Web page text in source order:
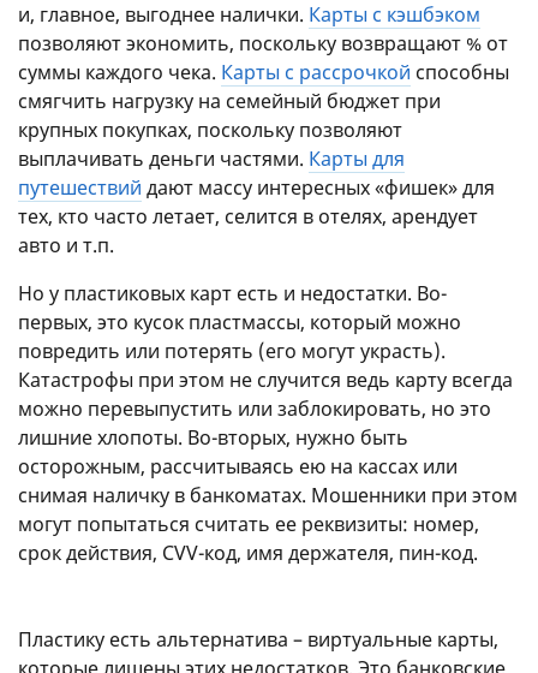
и, главное, выгоднее налички. Карты с кэшбэком
позволяют экономить, поскольку возвращают % от
суммы каждого чека. Карты с рассрочкой способны
смягчить нагрузку на семейный бюджет при
крупных покупках, поскольку позволяют
выплачивать деньги частями. Карты для
путешествий дают массу интересных «фишек» для
тех, кто часто летает, селится в отелях, арендует
авто и т.п.
Но у пластиковых карт есть и недостатки. Во-
первых, это кусок пластмассы, который можно
повредить или потерять (его могут украсть).
Катастрофы при этом не случится ведь карту всегда
можно перевыпустить или заблокировать, но это
лишние хлопоты. Во-вторых, нужно быть
осторожным, рассчитываясь ею на кассах или
снимая наличку в банкоматах. Мошенники при этом
могут попытаться считать ее реквизиты: номер,
срок действия, CVV-код, имя держателя, пин-код.
Пластику есть альтернатива – виртуальные карты,